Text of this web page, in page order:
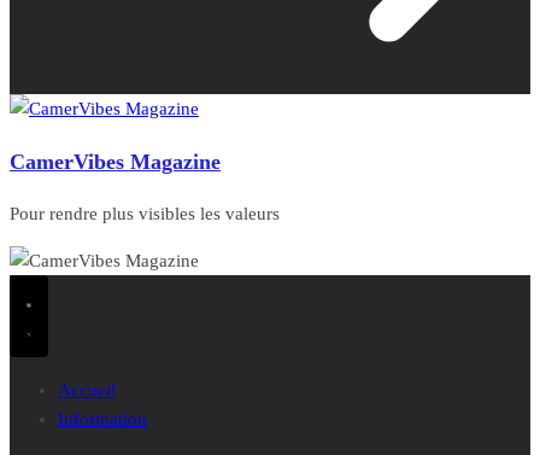
CamerVibes Magazine
Pour rendre plus visibles les valeurs
Accueil
Information